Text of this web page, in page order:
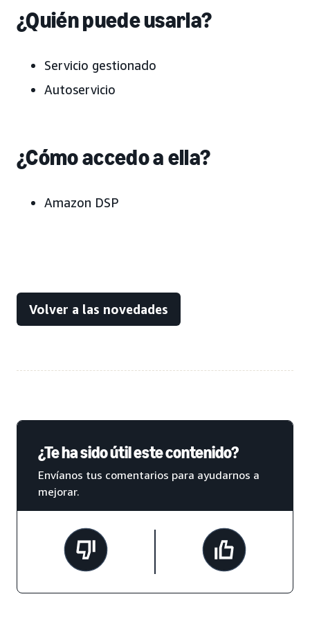
¿Quién puede usarla?
Servicio gestionado
Autoservicio
¿Cómo accedo a ella?
Amazon DSP
Volver a las novedades
¿Te ha sido útil este contenido?
Envíanos tus comentarios para ayudarnos a
mejorar.